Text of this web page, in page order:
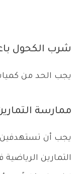
شرب الكحول
يجب الحد من كميات
ممارسة
التمارين